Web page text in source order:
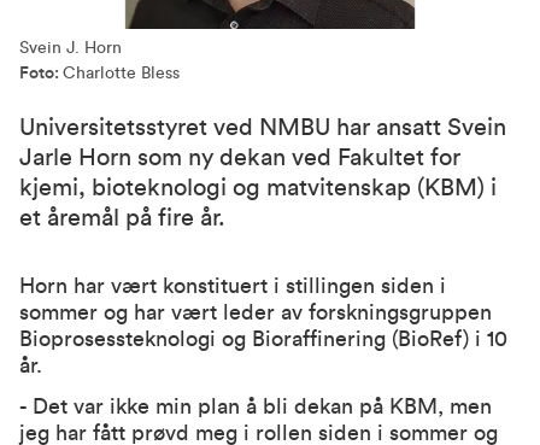
Svein J. Horn
Foto: Charlotte Bless
Universitetsstyret ved NMBU har ansatt Svein
Jarle Horn som ny dekan ved Fakultet for
kjemi, bioteknologi og matvitenskap (KBM) i
et åremål på fire år.
Horn har vært konstituert i stillingen siden i
sommer og har vært leder av forskningsgruppen
Bioprosessteknologi og Bioraffinering (BioRef) i 10
år.
- Det var ikke min plan å bli dekan på KBM, men
jeg har fått prøvd meg i rollen siden i sommer og